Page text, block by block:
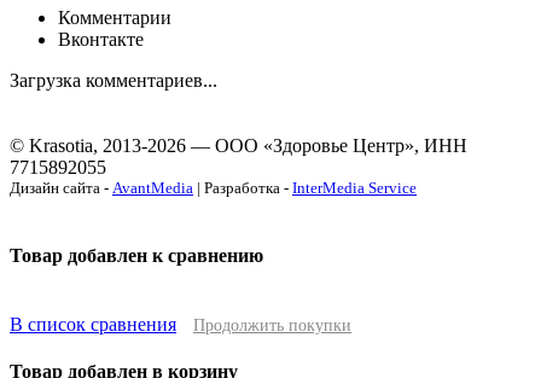
Комментарии
Вконтакте
Загрузка комментариев...
© Krasotia, 2013-2026 — ООО «Здоровье Центр», ИНН
7715892055
Дизайн сайта - AvantMedia | Разработка - InterMedia Service
Товар добавлен к сравнению
В список сравнения Продолжить покупки
Товар добавлен в корзину